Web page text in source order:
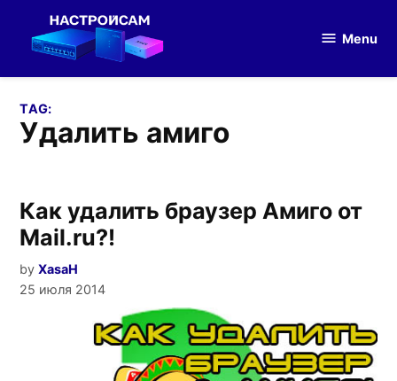
оборудования
Menu
TAG:
удалить амиго
Как удалить браузер Амиго от
Mail.ru?!
by XasaH
25 июля 2014